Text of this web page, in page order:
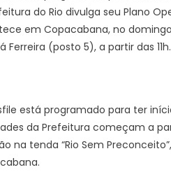
do Rio divulga seu Plano
em Copacabana, no
Ferreira (posto 5), a partir das 11h.
está programado para ter
da Prefeitura começam a
na tenda “Rio Sem